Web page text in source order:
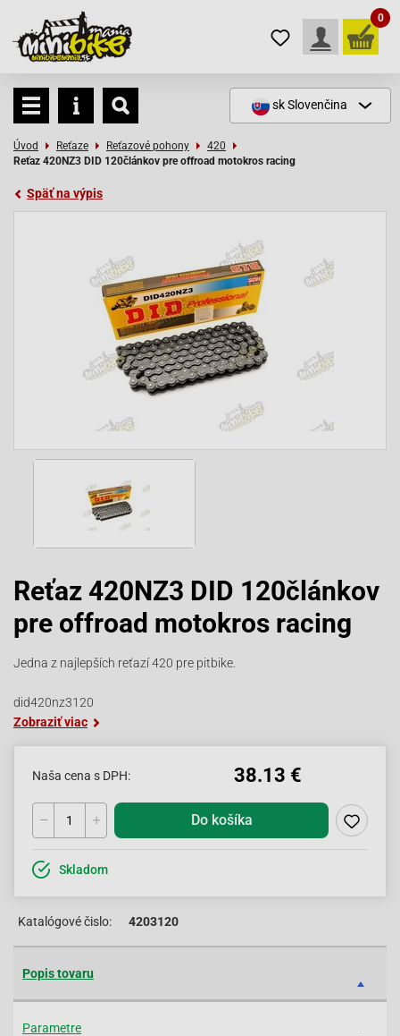
0
skSlovenčina
Úvod Reťaze Reťazové pohony
420
Reťaz 420NZ3 DID 120článkov pre offroad motokros racing
Späť na výpis
Reťaz 420NZ3 DID 120článkov
pre offroad motokros racing
Jedna z najlepších reťazí 420 pre pitbike.
did420nz3120
Zobraziť viac
Naša cena s DPH: 38.13 €
Do košíka
Skladom
Katalógové čislo: 4203120
Popis tovaru
Parametre